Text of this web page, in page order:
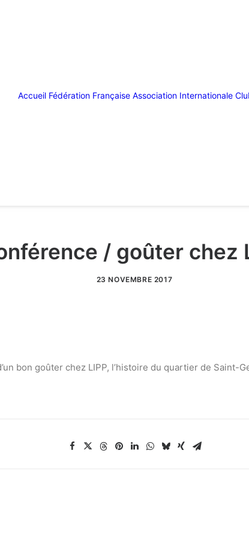
Accueil Fédération Française Association Internationale
/ goûter chez
23 NOVEMBRE 2017
bon goûter chez LIPP, l’histoire du quartier de Saint-